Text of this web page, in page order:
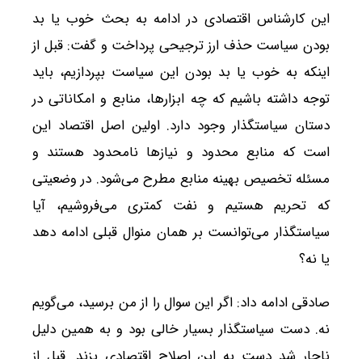
این کارشناس اقتصادی در ادامه به بحث خوب یا بد
بودن سیاست حذف ارز ترجیحی پرداخت و گفت: قبل از
اینکه به خوب یا بد بودن این سیاست بپردازیم، باید
توجه داشته باشیم که چه ابزارها، منابع و امکاناتی در
دستان سیاستگذار وجود دارد. اولین اصل اقتصاد این
است که منابع محدود و نیازها نامحدود هستند و
مسئله تخصیص بهینه منابع مطرح می‌شود. در وضعیتی
که تحریم هستیم و نفت کمتری می‌فروشیم، آیا
سیاستگذار می‌توانست بر همان منوال قبلی ادامه دهد
یا نه؟
صادقی ادامه داد: اگر این سوال را از من برسید، می‌گویم
نه. دست سیاستگذار بسیار خالی بود و به همین دلیل